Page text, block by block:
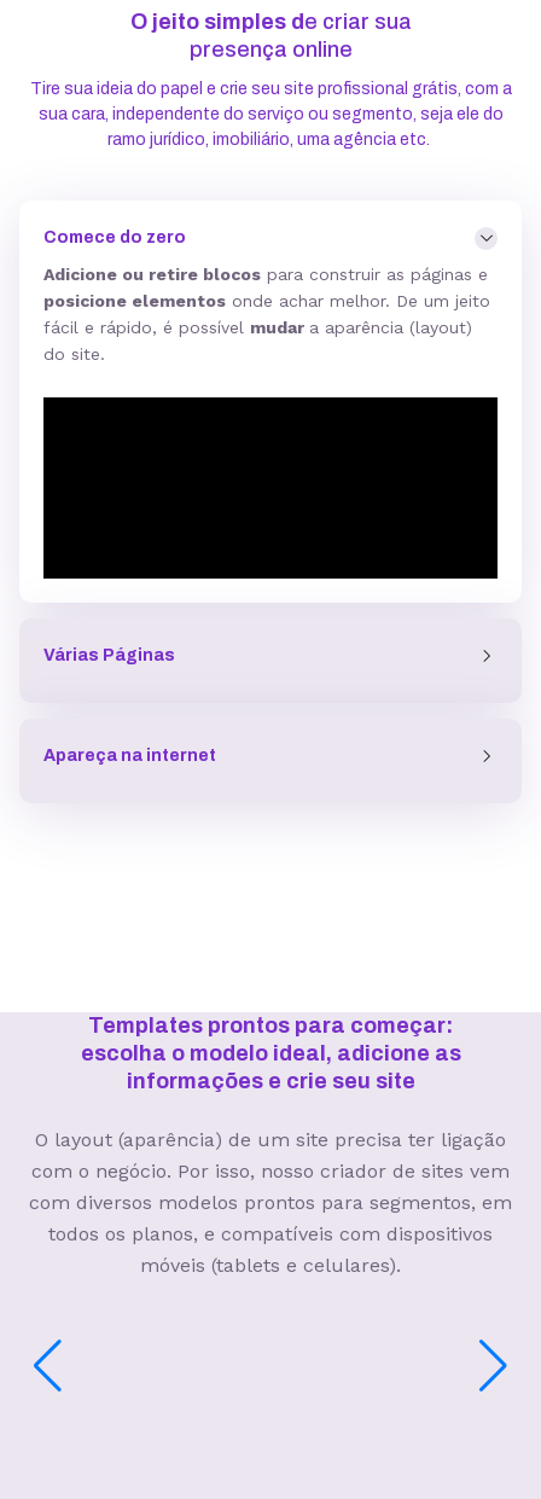
O jeito simples d e criar sua
presença online
Tire sua ideia do papel e crie seu site profissional grátis, com a
sua cara, independente do serviço ou segmento, seja ele do
ramo jurídico, imobiliário, uma agência etc.
Comece do zero
Adicione ou retire blocos para construir as páginas e
posicione elementos onde achar melhor. De um jeito
fácil e rápido, é possível mudar a aparência (layout)
do site.
Várias Páginas
Apareça na internet
Templates prontos para começar:
escolha o modelo ideal, adicione as
informações e crie seu site
O layout (aparência) de um site precisa ter ligação
com o negócio. Por isso, nosso criador de sites vem
com diversos modelos prontos para segmentos, em
todos os planos, e compatíveis com dispositivos
móveis (tablets e celulares).